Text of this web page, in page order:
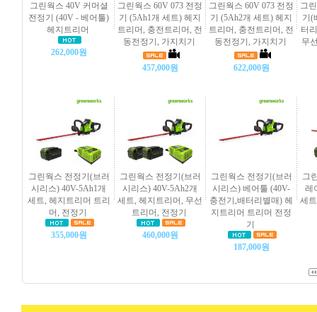
그린웍스 40V 커머셜
전정기 (40V - 베어툴)
헤지트리머
262,000원
그린웍스 60V 073 전정
기 (5Ah1개 세트) 헤지
트리머, 충전트리머, 전
동전정기, 가지치기
457,000원
그린웍스 60V 073 전정
기 (5Ah2개 세트) 헤지
트리머, 충전트리머, 전
동전정기, 가지치기
622,000원
그
기(
터
무
그린웍스 전정기(브러
시리스) 40V-5Ah1개
세트, 헤지트리머 트리
머, 전정기
355,000원
그린웍스 전정기(브러
시리스) 40V-5Ah2개
세트, 헤지트리머, 무선
트리머, 전정기
460,000원
그린웍스 전정기(브러
시리스) 베어툴 (40V-
충전기,배터리별매) 헤
지트리머 트리머 전정
기
187,000원
그
레
세